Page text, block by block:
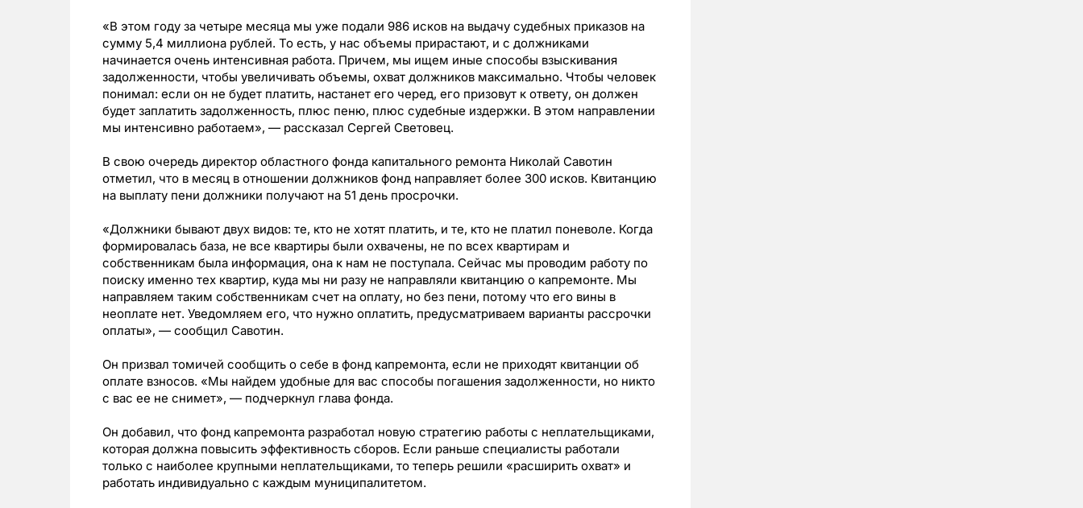
«В этом году за четыре месяца мы уже подали 986 исков на выдачу судебных приказов на
сумму 5,4 миллиона рублей. То есть, у нас объемы прирастают, и с должниками
начинается очень интенсивная работа. Причем, мы ищем иные способы взыскивания
задолженности, чтобы увеличивать объемы, охват должников максимально. Чтобы человек
понимал: если он не будет платить, настанет его черед, его призовут к ответу, он должен
будет заплатить задолженность, плюс пеню, плюс судебные издержки. В этом направлении
мы интенсивно работаем», — рассказал Сергей Световец.
В свою очередь директор областного фонда капитального ремонта Николай Савотин
отметил, что в месяц в отношении должников фонд направляет более 300 исков. Квитанцию
на выплату пени должники получают на 51 день просрочки.
«Должники бывают двух видов: те, кто не хотят платить, и те, кто не платил поневоле. Когда
формировалась база, не все квартиры были охвачены, не по всех квартирам и
собственникам была информация, она к нам не поступала. Сейчас мы проводим работу по
поиску именно тех квартир, куда мы ни разу не направляли квитанцию о капремонте. Мы
направляем таким собственникам счет на оплату, но без пени, потому что его вины в
неоплате нет. Уведомляем его, что нужно оплатить, предусматриваем варианты рассрочки
оплаты», — сообщил Савотин.
Он призвал томичей сообщить о себе в фонд капремонта, если не приходят квитанции об
оплате взносов. «Мы найдем удобные для вас способы погашения задолженности, но никто
с вас ее не снимет», — подчеркнул глава фонда.
Он добавил, что фонд капремонта разработал новую стратегию работы с неплательщиками,
которая должна повысить эффективность сборов. Если раньше специалисты работали
только с наиболее крупными неплательщиками, то теперь решили «расширить охват» и
работать индивидуально с каждым муниципалитетом.